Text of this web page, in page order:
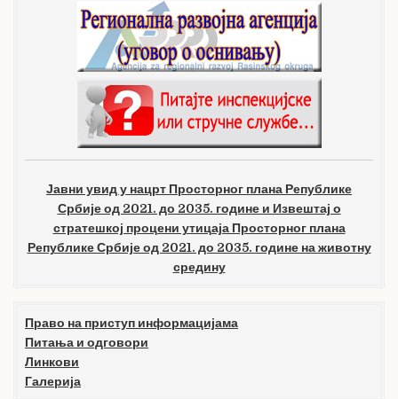
Јавни увид у нацрт Просторног плана Републике
Србије од 2021. до 2035. године и Извештај о
стратешкој процени утицаја Просторног плана
Републике Србије од 2021. до 2035. године на животну
средину
Право на приступ информацијама
Питања и одговори
Линкови
Галерија